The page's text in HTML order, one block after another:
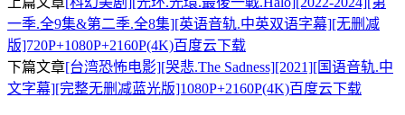
一季.全9集&第二季.全8集][英语音轨.中英双语字幕][无删减
版]720P+1080P+2160P(4K)百度云下载
下篇文章[台湾恐怖电影][哭悲.The Sadness][2021][国语音轨.中
文字幕][完整无删减蓝光版]1080P+2160P(4K)百度云下载